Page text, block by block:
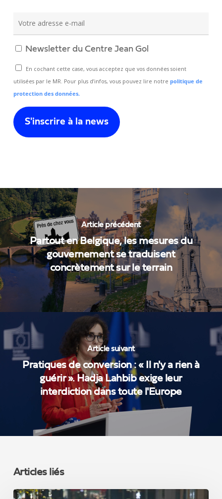
Newsletter du Centre Jean Gol
En cochant cette case, vous acceptez que vos données soient
utilisées par le MR. Pour plus d’infos, vous pouvez lire notrepolitique de
protection des données.
Article précédent
Partout en Belgique, les mesures du
gouvernement se traduisent
concrètement sur le terrain
Article suivant
Pratiques de conversion : « Il n'y a rien à
guérir ». Hadja Lahbib exige leur
interdiction dans toute l'Europe
Articles liés
L’immigration